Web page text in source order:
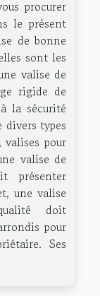
procurer
le présent
de bonne
sont les
valise de
rigide de
la sécurité
types
valises pour
valise de
présenter
une valise
doit
pour
Ses